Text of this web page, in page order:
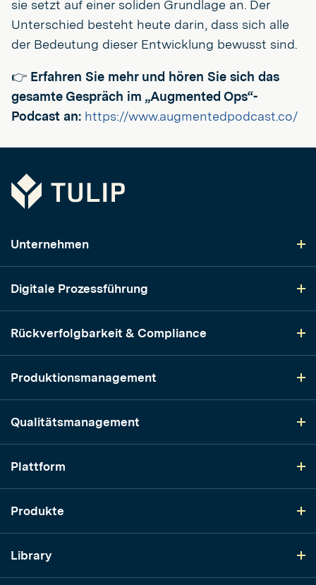
sie setzt auf einer soliden Grundlage an. Der
Unterschied besteht heute darin, dass sich alle
der Bedeutung dieser Entwicklung bewusst sind.
👉 Erfahren Sie mehr und hören Sie sich das
gesamte Gespräch im „Augmented Ops“-
Podcast an: https://www.augmentedpodcast.co/
Tulip
Unternehmen
Digitale Prozessführung
Rückverfolgbarkeit & Compliance
Produktionsmanagement
Qualitätsmanagement
Plattform
Produkte
Library